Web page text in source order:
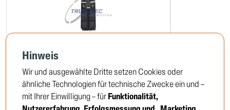
Schalter, Fensterheber
03.42.137
04.24.193
Hinweis
Wir und ausgewählte Dritte setzen Cookies oder
ähnliche Technologien für technische Zwecke ein und –
mit Ihrer Einwilligung – fürFunktionalität,